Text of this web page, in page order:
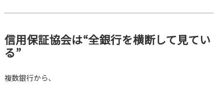
信用保証協会は“全銀行を横断して見てい
る”
複数銀行から、